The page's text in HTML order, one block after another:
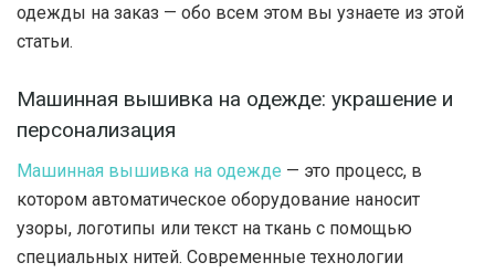
одежды на заказ — обо всем этом вы узнаете из этой
статьи.
Машинная вышивка на одежде: украшение и
персонализация
Машинная вышивка на одежде — это процесс, в
котором автоматическое оборудование наносит
узоры, логотипы или текст на ткань с помощью
специальных нитей. Современные технологии